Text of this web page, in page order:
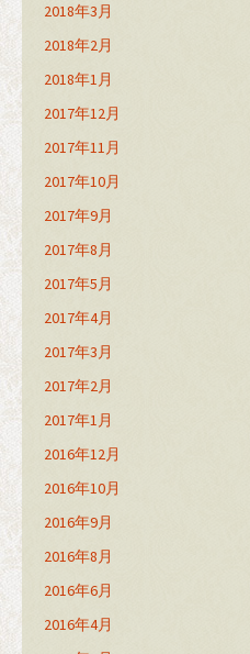
2018年3月
2018年2月
2018年1月
2017年12月
2017年11月
2017年10月
2017年9月
2017年8月
2017年5月
2017年4月
2017年3月
2017年2月
2017年1月
2016年12月
2016年10月
2016年9月
2016年8月
2016年6月
2016年4月